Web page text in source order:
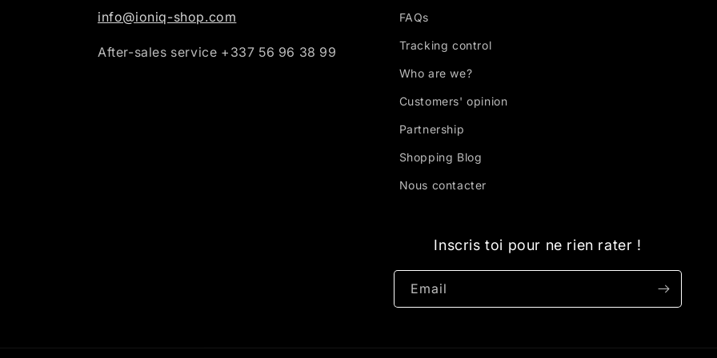
info@ioniq-shop.com
After-sales service +337 56 96 38 99
FAQs
Tracking control
Who are we?
Customers' opinion
Partnership
Shopping Blog
Nous contacter
Inscris toi pour ne rien rater !
Email